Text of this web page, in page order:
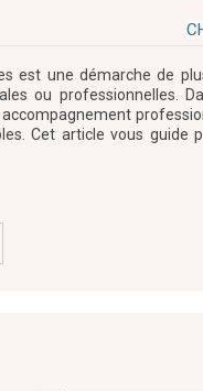
est une démarche de
ou professionnelles.
Cet article vous guide